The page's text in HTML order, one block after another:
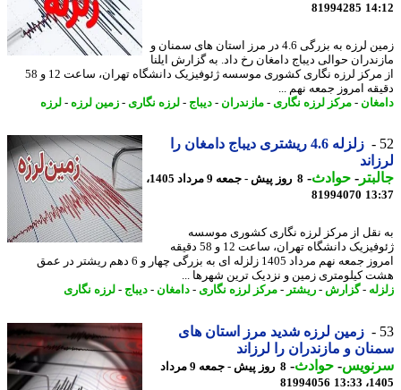
81994285
زمین لرزه به بزرگی 4.6 در مرز استان های سمنان و
حوالی دیباج دامغان رخ داد. به گزارش ایلنا
از مرکز لرزه نگاری کشوری موسسه ژئوفیزیک دانشگاه تهران، ساعت 12 و 58
امروز جمعه نهم ...
-مرکز لرزه نگاری- مازندران- دیباج-لرزه نگاری- زمین لرزه - لرزه
زلزله 4.6 ریشتری دیباج دامغان را
-حوادث -
8 روز پیش - جمعه 9 مرداد 1405،
81994070
از مرکز لرزه نگاری کشوری موسسه
ژئوفیزیک دانشگاه تهران، ساعت 12 و 58 دقیقه
امروز جمعه نهم مرداد 1405 زلزله ای به بزرگی چهار و 6 دهم ریشتر در عمق
کیلومتری زمین و نزدیک ترین شهرها ...
- گزارش -ریشتر-مرکز لرزه نگاری- دامغان-دیباج-لرزه نگاری
زمین لرزه شدید مرز استان های
و مازندران را لرزاند
-حوادث -
8 روز پیش - جمعه 9 مرداد
81994056